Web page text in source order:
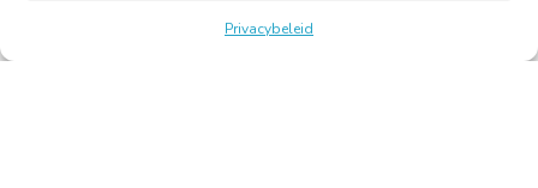
Privacybeleid